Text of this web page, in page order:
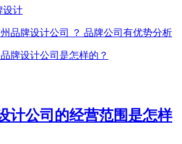
设计
品牌设计公司 ？ 品牌公司有优势分析
牌设计公司是怎样的？
计公司的经营范围是怎样